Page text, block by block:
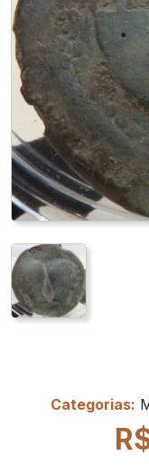
Categorias: